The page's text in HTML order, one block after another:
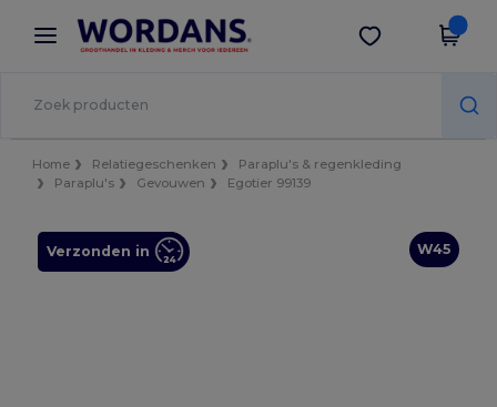
× Wordans-app
Betere prijzen in de app!
Download app
Home Relatiegeschenken
Paraplu's & regenkleding
Paraplu's
Gevouwen Egotier 99139
W45
Verzonden in